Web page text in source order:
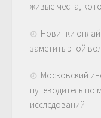
живые места,
Новинки
заметить этой
Московский
путеводитель по
исследований